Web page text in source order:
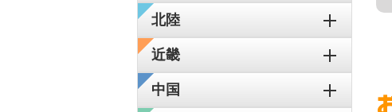
北陸
近畿
中国